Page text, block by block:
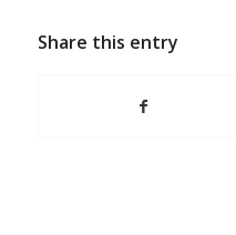
Share this entry